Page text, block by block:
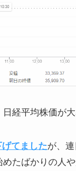
経平均株価が大
てましたが、
めたばかりの人